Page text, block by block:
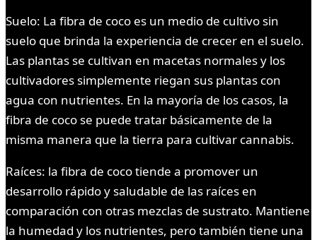
Suelo: La fibra de coco es un medio de cultivo sin
suelo que brinda la experiencia de crecer en el suelo.
Las plantas se cultivan en macetas normales y los
cultivadores simplemente riegan sus plantas con
agua con nutrientes. En la mayoría de los casos, la
fibra de coco se puede tratar básicamente de la
misma manera que la tierra para cultivar cannabis.
Raíces: la fibra de coco tiende a promover un
desarrollo rápido y saludable de las raíces en
comparación con otras mezclas de sustrato. Mantiene
la humedad y los nutrientes, pero también tiene una